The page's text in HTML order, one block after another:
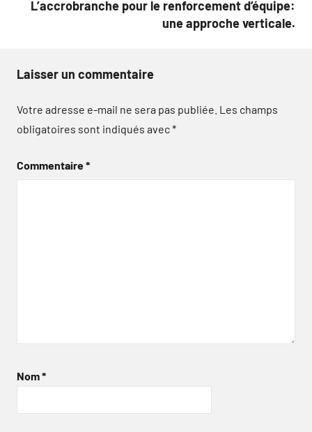
L’accrobranche pour le renforcement d’équipe:
une approche verticale.
Laisser un commentaire
Votre adresse e-mail ne sera pas publiée. Les champs
obligatoires sont indiqués avec*
Commentaire*
Nom*